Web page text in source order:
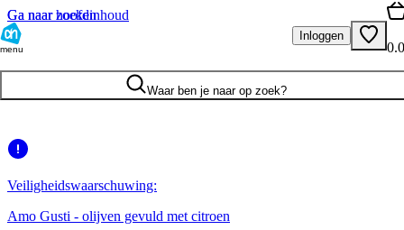
Ga naar hoofdinhoud
Ga naar zoeken
menu
Inloggen
Waar ben je naar op zoek?
Veiligheidswaarschuwing:
Amo Gusti - olijven gevuld met citroen